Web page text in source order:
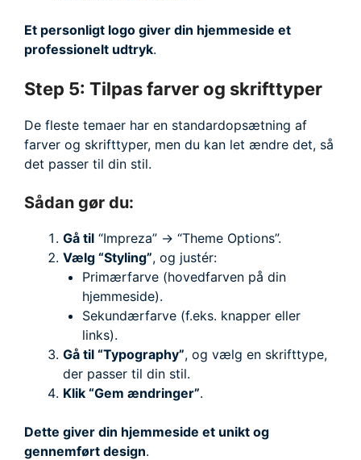
Et personligt logo giver din hjemmeside et
professionelt udtryk.
Step 5: Tilpas farver og skrifttyper
De fleste temaer har en standardopsætning af
farver og skrifttyper, men du kan let ændre det, så
det passer til din stil.
Sådan gør du:
Gå til “Impreza” → “Theme Options”.
Vælg “Styling”, og justér:
Primærfarve (hovedfarven på din
hjemmeside).
Sekundærfarve (f.eks. knapper eller
links).
Gå til “Typography”, og vælg en skrifttype,
der passer til din stil.
Klik “Gem ændringer”.
Dette giver din hjemmeside et unikt og
gennemført design.